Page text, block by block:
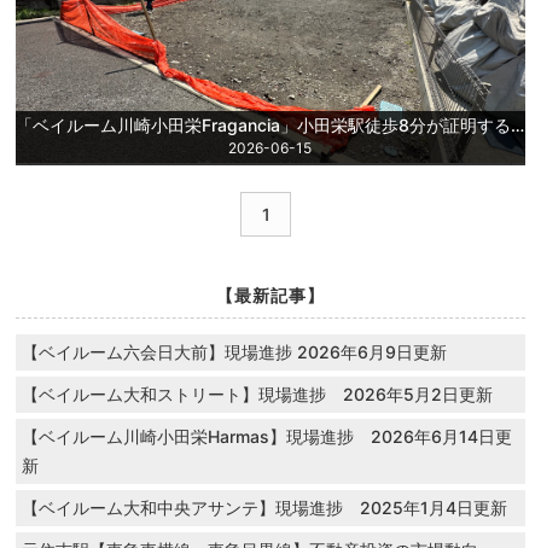
「ベイルーム川崎小田栄Fragancia」小田栄駅徒歩8分が証明する、巨大産業拠点の強固な実需と高利回り一棟投資の合理性【更地】
2026-06-15
1
【最新記事】
【ベイルーム六会日大前】現場進捗 2026年6月9日更新
【ベイルーム大和ストリート】現場進捗 2026年5月2日更新
【ベイルーム川崎小田栄Harmas】現場進捗 2026年6月14日更
新
【ベイルーム大和中央アサンテ】現場進捗 2025年1月4日更新